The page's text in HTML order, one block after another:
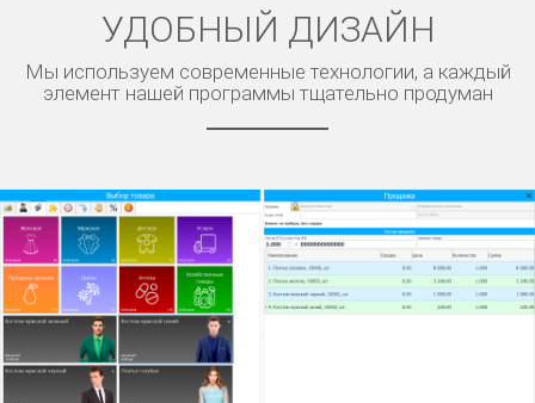
УДОБНЫЙ ДИЗАЙН
Мы используем современные технологии, а каждый
элемент нашей программы тщательно продуман